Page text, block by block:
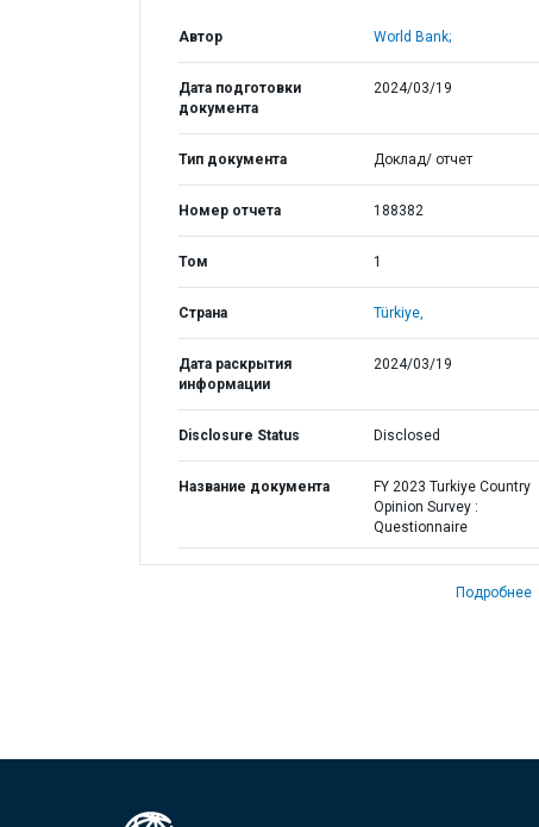
Автор World Bank;
Дата подготовки
документа
2024/03/19
Тип документа Доклад/ отчет
Номер отчета 188382
Том 1
Страна Türkiye,
Дата раскрытия
информации
2024/03/19
Disclosure Status Disclosed
Название документа
FY 2023 Turkiye Country
Opinion Survey :
Questionnaire
Подробнее